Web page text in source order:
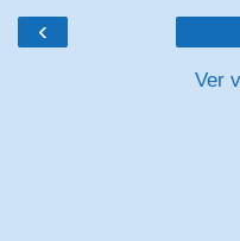
‹
Ver